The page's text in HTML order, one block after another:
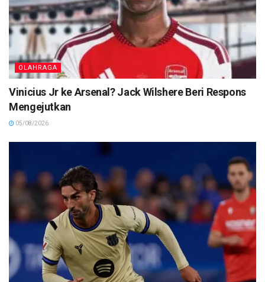
OLAHRAGA
Vinicius Jr ke Arsenal? Jack Wilshere Beri Respons
Mengejutkan
05/08/2026